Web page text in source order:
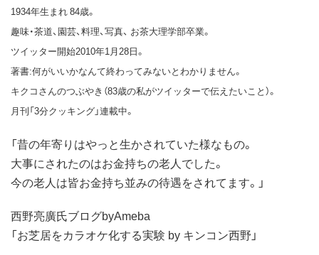
1934年生まれ 84歳。
趣味・茶道、園芸、料理、写真、 お茶大理学部卒業。
ツイッター開始2010年1月28日。
著書:何がいいかなんて終わってみないとわかりません。
キクコさんのつぶやき（83歳の私がツイッターで伝えたいこと）。
月刊「3分クッキング」連載中。
「昔の年寄りはやっと生かされていた様なもの。
大事にされたのはお金持ちの老人でした。
今の老人は皆お金持ち並みの待遇をされてます。」
西野亮廣氏ブログbyAmeba
「お芝居をカラオケ化する実験 by キンコン西野」